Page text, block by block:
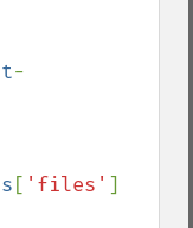
-
[ 'files' ]